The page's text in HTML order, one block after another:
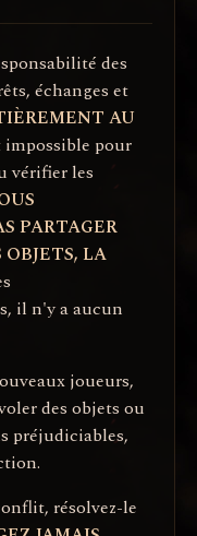
des
échanges et
AU
pour
vérifier les
PARTAGER
OBJETS, LA
il n'y a aucun
joueurs,
des objets ou
préjudiciables,
résolvez-le